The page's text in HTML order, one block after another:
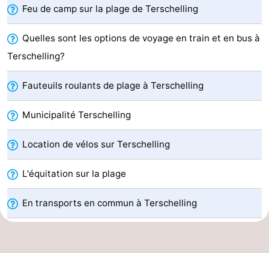
golf
être
guidées
Sports
-
Piscines
-
du
vélo
Randonnée
-
Équitation
-
Surfen
-
Peche
-
Feu de camp sur la plage de Terschelling
Quelles sont les options de voyage en train et en bus à
Terschelling?
Fauteuils roulants de plage à Terschelling
Municipalité Terschelling
Location de vélos sur Terschelling
L'équitation sur la plage
En transports en commun à Terschelling